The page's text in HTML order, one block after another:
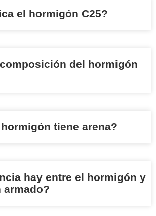
el hormigón C25?
del hormigón
tiene arena?
hay entre el hormigón y
armado?